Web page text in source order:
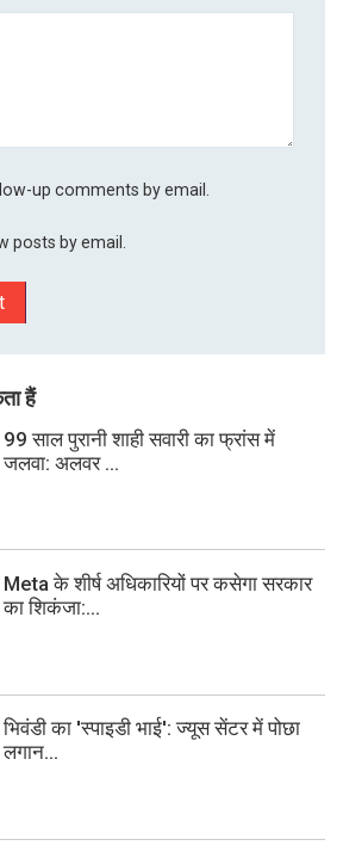
up comments by email.
posts by email.
हैं
99 साल पुरानी शाही सवारी का फ्रांस में
जलवा: अलवर ...
Meta के शीर्ष अधिकारियों पर कसेगा सरकार
का शिकंजा:...
भिवंडी का 'स्पाइडी भाई': ज्यूस सेंटर में पोछा
लगान...